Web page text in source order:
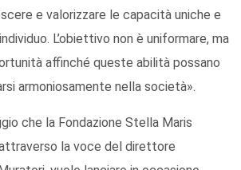
e valorizzare le capacità uniche e
L’obiettivo non è uniformare, ma
affinché queste abilità possano
armoniosamente nella società».
che la Fondazione Stella Maris
la voce del direttore